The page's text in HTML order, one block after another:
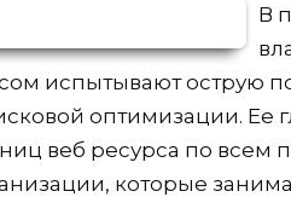
В
испытывают острую
оптимизации. Ее
веб ресурса по всем
которые